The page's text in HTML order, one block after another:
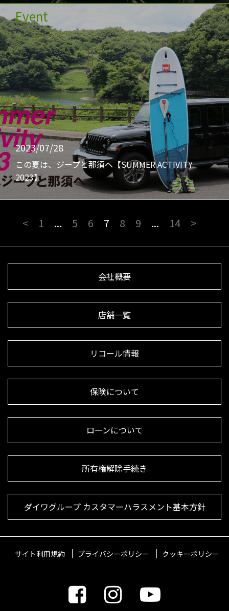
Event
2023/07/28
この夏は、ジープと那須へ【SUMMER ACTIVITY
2023】
< 1 ... 5 6 7 8 9 ... 14 >
会社概要
店舗一覧
リコール情報
保険について
ローンについて
所有権解除手続き
ダイワグループ カスタマーハラスメント基本方針
サイト利用規約 プライバシーポリシー クッキーポリシー